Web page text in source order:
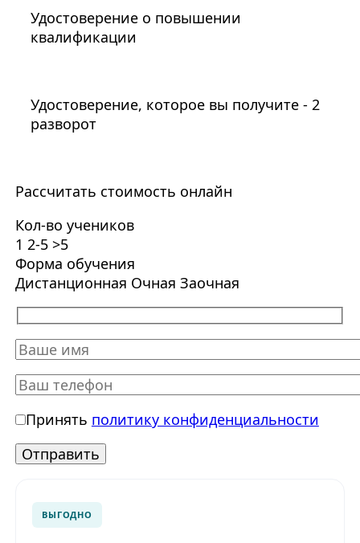
Удостоверение о повышении
квалификации
Удостоверение, которое вы получите - 2
разворот
Рассчитать стоимость онлайн
Кол-во учеников
1 2-5 >5
Форма обучения
Дистанционная Очная Заочная
Принять политику конфиденциальности
ВЫГОДНО